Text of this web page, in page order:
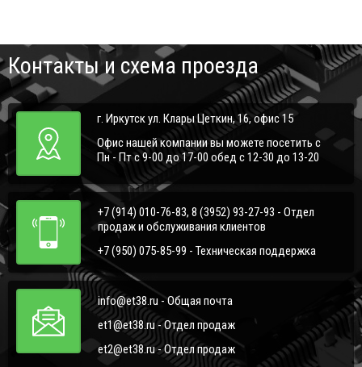
Контакты и схема проезда
г. Иркутск ул. Клары Цеткин, 16, офис 15
Офис нашей компании вы можете посетить с
Пн - Пт с 9-00 до 17-00 обед с 12-30 до 13-20
+7 (914) 010-76-83, 8 (3952) 93-27-93 - Отдел
продаж и обслуживания клиентов
+7 (950) 075-85-99 - Техническая поддержка
info@et38.ru - Общая почта
et1@et38.ru - Отдел продаж
et2@et38.ru - Отдел продаж